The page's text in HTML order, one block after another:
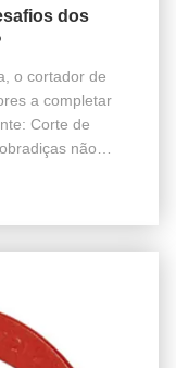
dos
o cortador de
a completar
Corte de
não